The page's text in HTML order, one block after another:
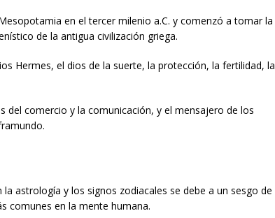
en el tercer milenio a.C. y comenzó a tomar la
de la antigua civilización griega.
Hermes, el dios de la suerte, la protección, la fertilidad, la
del comercio y la comunicación, y el mensajero de los
astrología y los signos zodiacales se debe a un sesgo de
comunes en la mente humana.